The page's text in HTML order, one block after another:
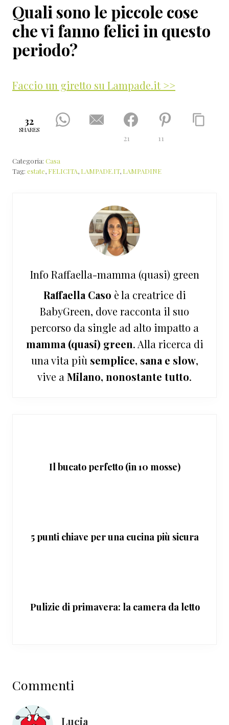
Quali sono le piccole cose
che vi fanno felici in questo
periodo?
Faccio un giretto su Lampade.it >>
32
SHARES
21 11
Categoria: Casa
Tag: estate, FELICITA, LAMPADE.IT, LAMPADINE
Info Raffaella-mamma (quasi) green
Raffaella Caso è la creatrice di
BabyGreen, dove racconta il suo
percorso da single ad alto impatto a
mamma (quasi) green. Alla ricerca di
una vita più semplice, sana e slow,
vive a Milano, nonostante tutto.
Il bucato perfetto (in 10 mosse)
5 punti chiave per una cucina più sicura
Pulizie di primavera: la camera da letto
del
lettore
Commenti
Lucia